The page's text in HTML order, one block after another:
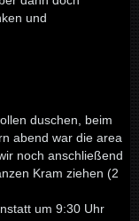
und
duschen, beim
abend war die area
noch anschließend
Kram ziehen (2
um 9:30 Uhr